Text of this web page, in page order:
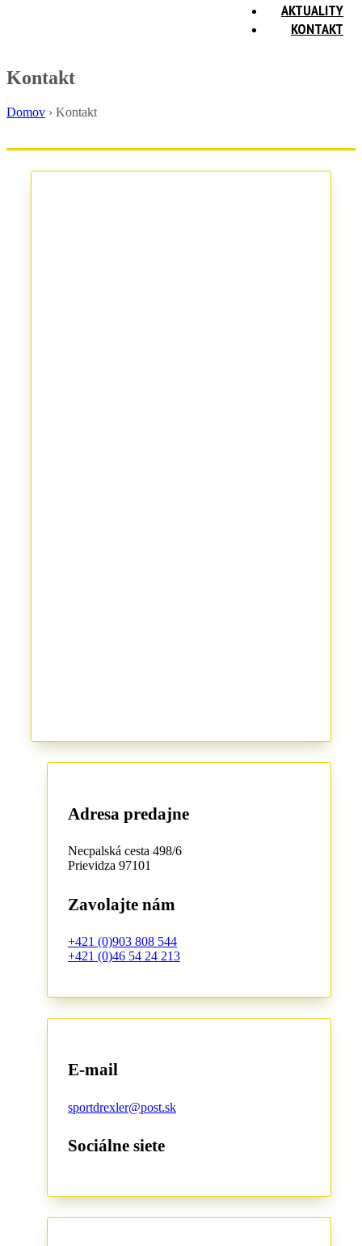
AKTUALITY
KONTAKT
Kontakt
Domov › Kontakt
Adresa predajne
Necpalská cesta 498/6
Prievidza 97101
Zavolajte nám
+421 (0)903 808 544
+421 (0)46 54 24 213
E-mail
sportdrexler@post.sk
Sociálne siete